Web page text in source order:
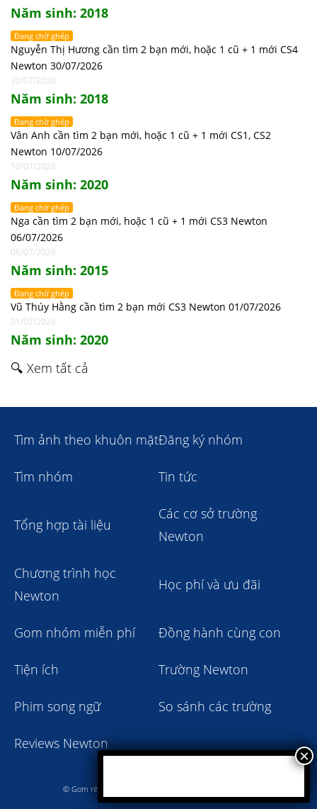
Năm sinh: 2018
Đang chờ ghép
Nguyễn Thị Hương cần tìm 2 bạn mới, hoặc 1 cũ + 1 mới CS4
Newton 30/07/2026
30/07/2026
Năm sinh: 2018
Đang chờ ghép
Vân Anh cần tìm 2 bạn mới, hoặc 1 cũ + 1 mới CS1, CS2
Newton 10/07/2026
10/07/2026
Năm sinh: 2020
Đang chờ ghép
Nga cần tìm 2 bạn mới, hoặc 1 cũ + 1 mới CS3 Newton
06/07/2026
06/07/2026
Năm sinh: 2015
Đang chờ ghép
Vũ Thúy Hằng cần tìm 2 bạn mới CS3 Newton 01/07/2026
01/07/2026
Năm sinh: 2020
🔍 Xem tất cả
Tìm ảnh theo khuôn mặtĐăng ký nhóm
Tìm nhóm Tin tức
Tổng hợp tài liệu
Các cơ sở trường
Newton
Chương trình học
Newton
Học phí và ưu đãi
Gom nhóm miễn phí Đồng hành cùng con
Tiện ích Trường Newton
Phim song ngữ So sánh các trường
Reviews Newton
© Gom nhóm trường Newton giảm học phí 2023 - 2024